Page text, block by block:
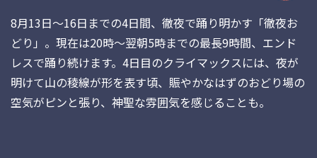
8月13日～16日までの4日間、徹夜で踊り明かす「徹夜お
どり」。現在は20時～翌朝5時までの最長9時間、エンド
レスで踊り続けます。4日目のクライマックスには、夜が
明けて山の稜線が形を表す頃、賑やかなはずのおどり場の
空気がピンと張り、神聖な雰囲気を感じることも。